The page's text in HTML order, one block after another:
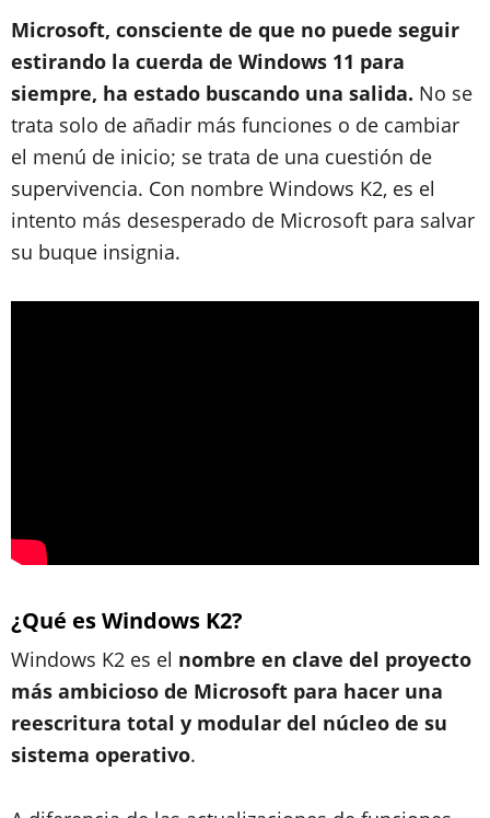
Microsoft, consciente de que no puede seguir
estirando la cuerda de Windows 11 para
siempre, ha estado buscando una salida. No se
trata solo de añadir más funciones o de cambiar
el menú de inicio; se trata de una cuestión de
supervivencia. Con nombre Windows K2, es el
intento más desesperado de Microsoft para salvar
su buque insignia.
¿Qué es Windows K2?
Windows K2 es el nombre en clave del proyecto
más ambicioso de Microsoft para hacer una
reescritura total y modular del núcleo de su
sistema operativo.